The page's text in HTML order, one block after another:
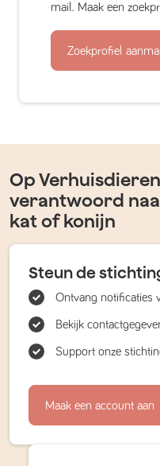
mail. Maak een
Zoekprofiel
Op
verantwoord
kat of konijn
Steun de
Ontvang notificaties
Bekijk
Support onze
Maak een account aan